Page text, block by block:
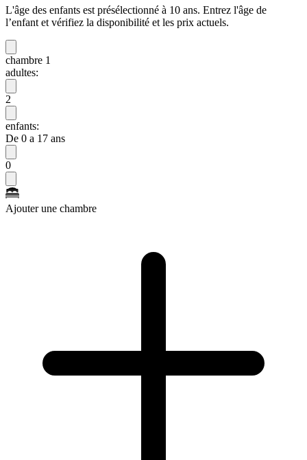
L'âge des enfants est présélectionné à 10 ans. Entrez l'âge de
l’enfant et vérifiez la disponibilité et les prix actuels.
chambre 1
adultes:
2
enfants:
De 0 a 17 ans
0
Ajouter une chambre